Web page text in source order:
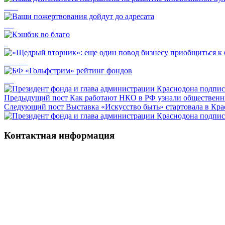
Предыдущий пост Как работают НКО в РФ узнали
Следующий пост Выставка «Искусство быть» стартовала в
Контактная информация